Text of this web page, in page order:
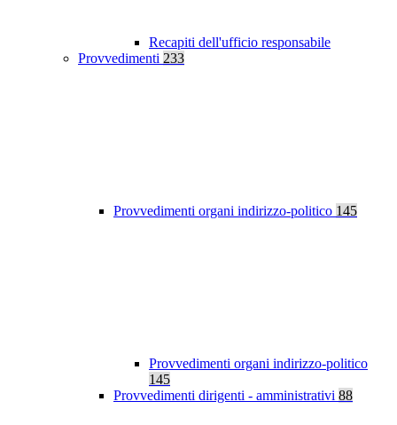
Recapiti dell'ufficio responsabile
Provvedimenti 233
Provvedimenti organi indirizzo-politico 145
Provvedimenti organi indirizzo-politico
145
Provvedimenti dirigenti - amministrativi 88